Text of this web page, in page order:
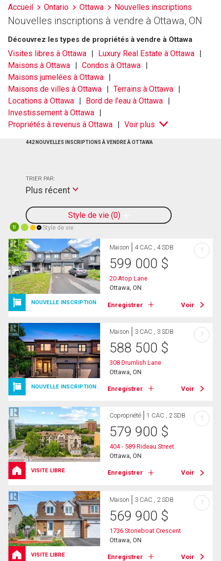
et
les
d'inscriptions
Accueil Ontario Ottawa Nouvelles inscriptions
Nouvelles inscriptions à vendre à Ottawa, ON
Découvrez les types de propriétés à vendre à Ottawa
Visites libres à Ottawa
Luxury Real Estate à Ottawa
Maisons à Ottawa
Condos à Ottawa
Maisons jumelées à Ottawa
Maisons de villes à Ottawa
Terrains à Ottawa
Locations à Ottawa
Bord de l'eau à Ottawa
Investissement à Ottawa
Propriétés à revenus à Ottawa
Voir plus
442 NOUVELLES INSCRIPTIONS À VENDRE À OTTAWA
Style de vie 0
TRIER PAR:
Plus récent
10 Style de vie
NOUVELLE INSCRIPTION
Maison 4 CAC , 4 SDB
599 000 $
20 Atop Lane
Ottawa, ON
Enregistrer Voir
?
NOUVELLE INSCRIPTION
Maison 3 CAC , 3 SDB
588 500 $
308 Drumlish Lane
Ottawa, ON
Enregistrer Voir
?
VISITE LIBRE
Copropriété 1 CAC , 2 SDB
579 900 $
404 - 589 Rideau Street
Ottawa, ON
Enregistrer Voir
?
VISITE LIBRE
Maison 3 CAC , 2 SDB
569 900 $
1736 Stoneboat Crescent
Ottawa, ON
Enregistrer Voir
?